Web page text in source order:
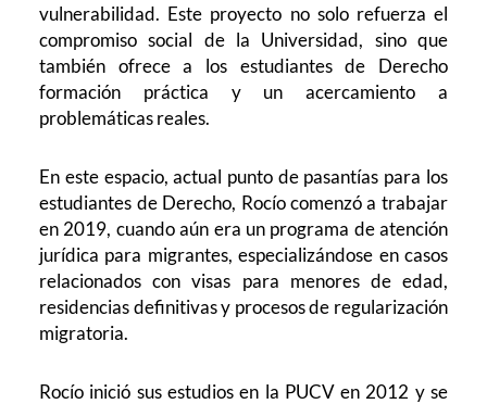
vulnerabilidad. Este proyecto no solo refuerza el
compromiso social de la Universidad, sino que
también ofrece a los estudiantes de Derecho
formación práctica y un acercamiento a
problemáticas reales.
En este espacio, actual punto de pasantías para los
estudiantes de Derecho, Rocío comenzó a trabajar
en 2019, cuando aún era un programa de atención
jurídica para migrantes, especializándose en casos
relacionados con visas para menores de edad,
residencias definitivas y procesos de regularización
migratoria.
Rocío inició sus estudios en la PUCV en 2012 y se